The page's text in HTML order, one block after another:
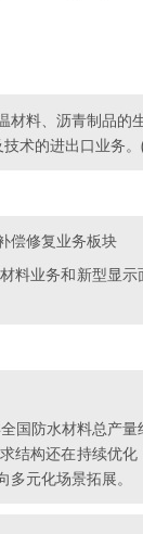
材料、沥青制品
术的进出口业务
偿修复业务板块
料业务和新型显
国防水材料总产
结构还在持续优
元化场景拓展。